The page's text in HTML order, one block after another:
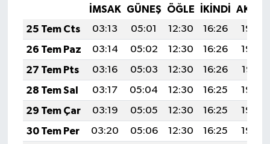
İMSAK GÜNEŞ ÖĞLE İKINDI
25 Tem Cts
03:13 05:01 12:30 16:26
19:49
26 Tem Paz
03:14 05:02 12:30 16:26
19:48
27 Tem Pts
03:16 05:03 12:30 16:26
19:47
28 Tem Sal
03:17 05:04 12:30 16:25
19:46
29 Tem Çar
03:19 05:05 12:30 16:25
19:46
30 Tem Per
03:20 05:06 12:30 16:25
19:44